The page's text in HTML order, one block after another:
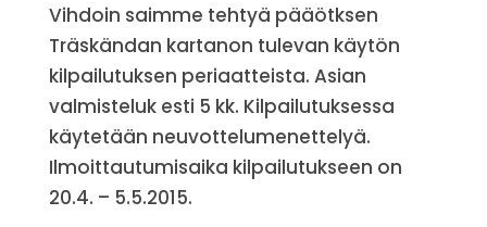
Vihdoin saimme tehtyä pääötksen
Träskändan kartanon tulevan käytön
kilpailutuksen periaatteista. Asian
valmisteluk esti 5 kk. Kilpailutuksessa
käytetään neuvottelumenettelyä.
Ilmoittautumisaika kilpailutukseen on
20.4. – 5.5.2015.